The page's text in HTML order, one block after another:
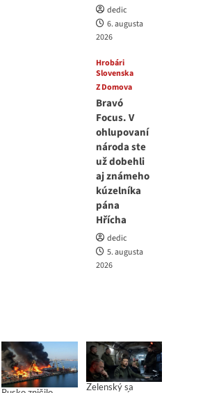
dedic
6. augusta
2026
Hrobári
Slovenska
Z Domova
Bravó
Focus. V
ohlupovaní
národa ste
už dobehli
aj známeho
kúzelníka
pána
Hřícha
dedic
5. augusta
2026
Zelenský sa